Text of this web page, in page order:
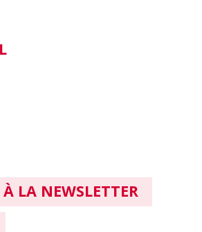
À LA NEWSLETTER